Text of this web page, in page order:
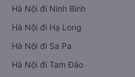
Hà Nội đi Ninh Bình
Hà Nội đi Hạ Long
Hà Nội đi Sa Pa
Hà Nội đi Tam Đảo